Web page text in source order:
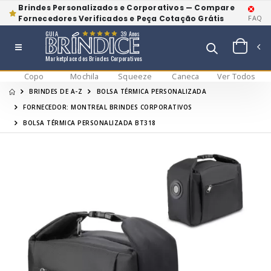
Brindes Personalizados e Corporativos — Compare
Fornecedores Verificados e Peça Cotação Grátis
FAQ
Marketplace dos Brindes Corporativos
GUIA 39 Anos
Copo Mochila Squeeze Caneca Ver Todos
BRINDES DE A-Z
BOLSA TÉRMICA PERSONALIZADA
FORNECEDOR: MONTREAL BRINDES CORPORATIVOS
BOLSA TÉRMICA PERSONALIZADA BT318